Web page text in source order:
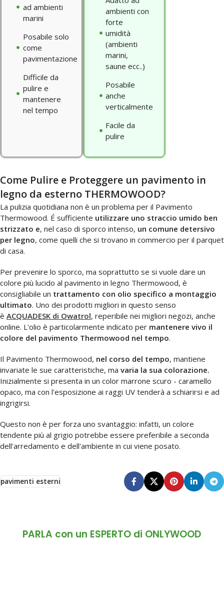
ad ambienti
marini
Posabile solo
come
pavimentazione
Difficile da
pulire e
mantenere
nel tempo
ambienti con
forte
umidità
(ambienti
marini,
saune ecc..)
Posabile
anche
verticalmente
Facile da
pulire
Come Pulire e Proteggere un pavimento in
legno da esterno THERMOWOOD?
La pulizia quotidiana non è un problema per il Pavimento
Thermowood. É sufficiente utilizzare uno straccio umido ben
strizzato e, nel caso di sporco intenso, un comune detersivo
per legno, come quelli che si trovano in commercio per il parquet
di casa.
Per prevenire lo sporco, ma soprattutto se si vuole dare un
colore più lucido al pavimento in legno Thermowood, è
consigliabile un trattamento con olio specifico a montaggio
ultimato. Uno dei prodotti migliori in questo senso
è ACQUADESK di Owatrol, reperibile nei migliori negozi, anche
online. L'olio è particolarmente indicato per mantenere vivo il
colore del pavimento Thermowood nel tempo.
Il Pavimento Thermowood, nel corso del tempo, mantiene
invariate le sue caratteristiche, ma varia la sua colorazione.
Inizialmente si presenta in un color marrone scuro - caramello
opaco, ma con l'esposizione ai raggi UV tenderà a schiarirsi e ad
ingrigirsi.
Questo non è per forza uno svantaggio: infatti, un colore
tendente più al grigio potrebbe essere preferibile a seconda
dell'arredamento e dell'ambiente in cui viene posato.
pavimenti esterni
PARLA con un ESPERTO di ONLYWOOD